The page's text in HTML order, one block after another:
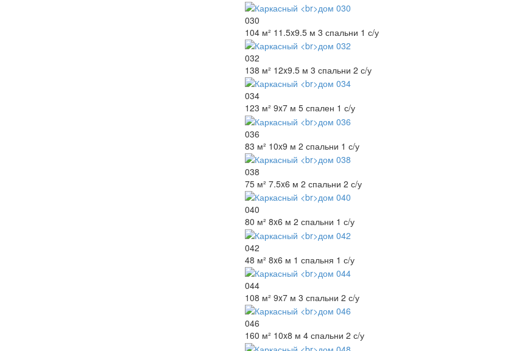
030
104 м² 11.5x9.5 м 3 спальни 1 с/у
032
138 м² 12x9.5 м 3 спальни 2 с/у
034
123 м² 9x7 м 5 спален 1 с/у
036
83 м² 10x9 м 2 спальни 1 с/у
038
75 м² 7.5x6 м 2 спальни 2 с/у
040
80 м² 8x6 м 2 спальни 1 с/у
042
48 м² 8x6 м 1 спальня 1 с/у
044
108 м² 9x7 м 3 спальни 2 с/у
046
160 м² 10x8 м 4 спальни 2 с/у